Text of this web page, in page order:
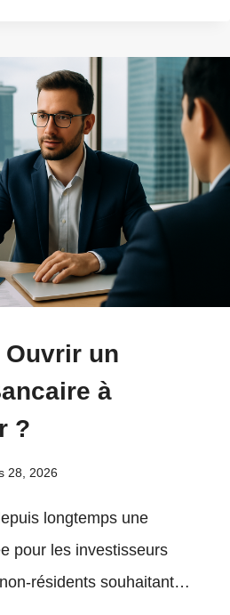
Ouvrir un
à
?
28, 2026
longtemps une
pour les investisseurs
résidents souhaitant…